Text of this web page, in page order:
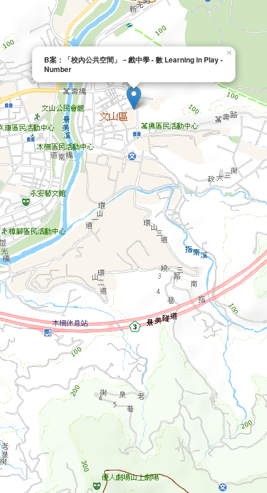
B案：「校內公共空間」－戲中學 - 數 Learning in Play -
Number
×